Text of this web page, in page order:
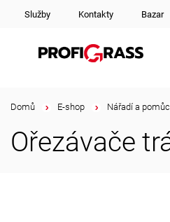
Služby Kontakty Bazar
Domů E-shop Nářadí a
Ořezávače